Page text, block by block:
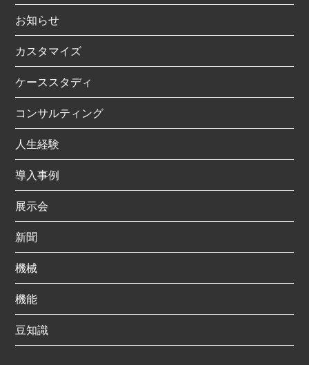
お知らせ
カスタマイズ
ケーススタディ
コンサルティング
人生経験
導入事例
展示会
新聞
機械
機能
豆知識